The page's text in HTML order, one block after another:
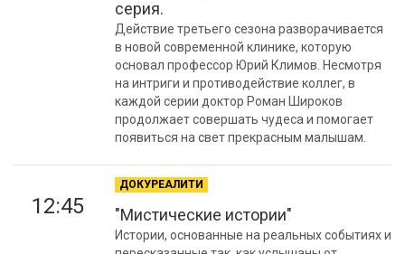
серия.
Действие третьего сезона разворачивается
в новой современной клинике, которую
основал профессор Юрий Климов. Несмотря
на интриги и противодействие коллег, в
каждой серии доктор Роман Широков
продолжает совершать чудеса и помогает
появиться на свет прекрасным малышам.
12:45
ДОКУРЕАЛИТИ
"Мистические истории"
Истории, основанные на реальных событиях и